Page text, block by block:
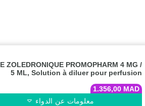
ZOLEDRONIQUE PROMOPHARM 4 MG /
5 ML, Solution à diluer pour perfusion
1.356,00 MAD
معلومات عن الدواء